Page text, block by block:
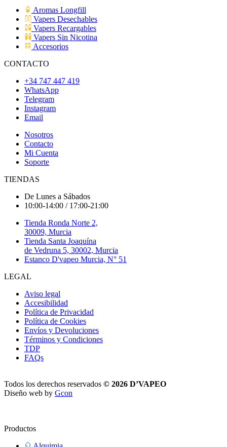
Aromas Longfill
Vapers Desechables
Vapers Recargables
Vapers Sin Nicotina
Accesorios
CONTACTO
+34 747 447 419
WhatsApp
Telegram
Instagram
Email
Nosotros
Contacto
Mi Cuenta
Soporte
TIENDAS
De Lunes a Sábados
10:00-14:00 / 17:00-21:00
Tienda Ronda Norte 2,
30009, Murcia
Tienda Santa Joaquína
de Vedruna 5, 30002, Murcia
Estanco D'vapeo Murcia, N° 51
LEGAL
Aviso legal
Accesibilidad
Política de Privacidad
Política de Cookies
Envíos y Devoluciones
Términos y Condiciones
TDP
FAQs
Todos los derechos reservados © 2026 D’VAPEO
Diseño web by Gcon
Productos